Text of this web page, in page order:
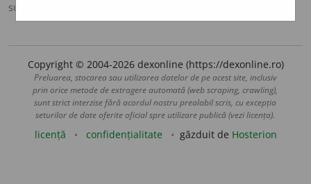
sursa:
Copyright © 2004-2026 dexonline (https://dexonline.ro)
Preluarea, stocarea sau utilizarea datelor de pe acest site, inclusiv
prin orice metode de extragere automată (web scraping, crawling),
sunt strict interzise fără acordul nostru prealabil scris, cu excepția
seturilor de date oferite oficial spre utilizare publică (vezi licența).
licență confidențialitate găzduit de Hosterion